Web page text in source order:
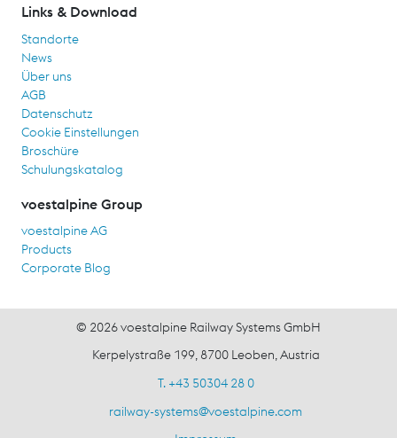
Links & Download
Standorte
News
Über uns
AGB
Datenschutz
Cookie Einstellungen
Broschüre
Schulungskatalog
voestalpine Group
voestalpine AG
Products
Corporate Blog
© 2026 voestalpine Railway Systems GmbH
Kerpelystraße 199, 8700 Leoben, Austria
T. +43 50304 28 0
railway-systems@voestalpine.com